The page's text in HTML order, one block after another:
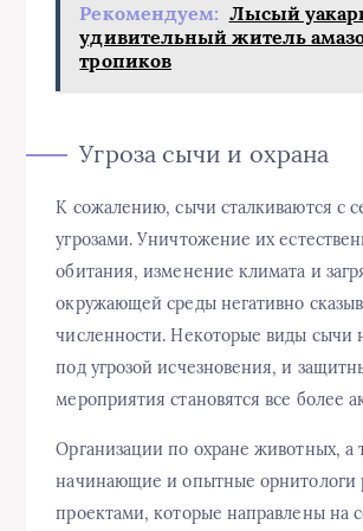
Рекомендуем: Лысый
удивительный житель
тропиков
Угроза сычи и охрана
К сожалению, сычи сталкиваются с
угрозами. Уничтожение их
обитания, изменение климата и
окружающей среды негативно
численности. Некоторые виды сычи
под угрозой исчезновения, и
мероприятия становятся все более
Организации по охране животных, а
начинающие и опытные орнитологи
проектами, которые направлены на